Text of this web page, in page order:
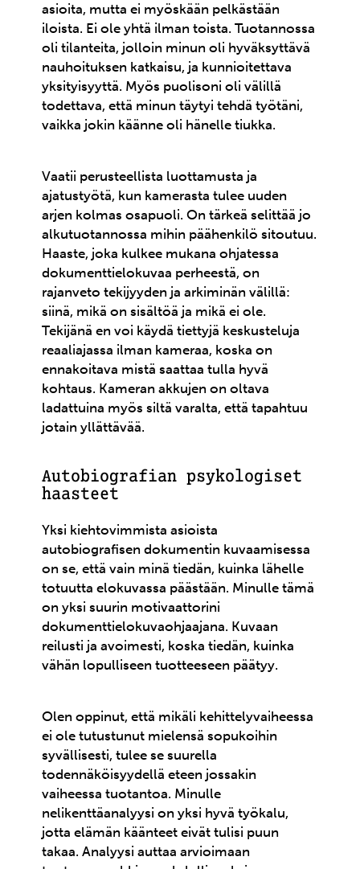
asioita, mutta ei myöskään pelkästään
iloista. Ei ole yhtä ilman toista. Tuotannossa
oli tilanteita, jolloin minun oli hyväksyttävä
nauhoituksen katkaisu, ja kunnioitettava
yksityisyyttä. Myös puolisoni oli välillä
todettava, että minun täytyi tehdä työtäni,
vaikka jokin käänne oli hänelle tiukka.
Vaatii perusteellista luottamusta ja
ajatustyötä, kun kamerasta tulee uuden
arjen kolmas osapuoli. On tärkeä selittää jo
alkutuotannossa mihin päähenkilö sitoutuu.
Haaste, joka kulkee mukana ohjatessa
dokumenttielokuvaa perheestä, on
rajanveto tekijyyden ja arkiminän välillä:
siinä, mikä on sisältöä ja mikä ei ole.
Tekijänä en voi käydä tiettyjä keskusteluja
reaaliajassa ilman kameraa, koska on
ennakoitava mistä saattaa tulla hyvä
kohtaus. Kameran akkujen on oltava
ladattuina myös siltä varalta, että tapahtuu
jotain yllättävää.
Autobiografian psykologiset
haasteet
Yksi kiehtovimmista asioista
autobiografisen dokumentin kuvaamisessa
on se, että vain minä tiedän, kuinka lähelle
totuutta elokuvassa päästään. Minulle tämä
on yksi suurin motivaattorini
dokumenttielokuvaohjaajana. Kuvaan
reilusti ja avoimesti, koska tiedän, kuinka
vähän lopulliseen tuotteeseen päätyy.
Olen oppinut, että mikäli kehittelyvaiheessa
ei ole tutustunut mielensä sopukoihin
syvällisesti, tulee se suurella
todennäköisyydellä eteen jossakin
vaiheessa tuotantoa. Minulle
nelikenttäanalyysi on yksi hyvä työkalu,
jotta elämän käänteet eivät tulisi puun
takaa. Analyysi auttaa arvioimaan